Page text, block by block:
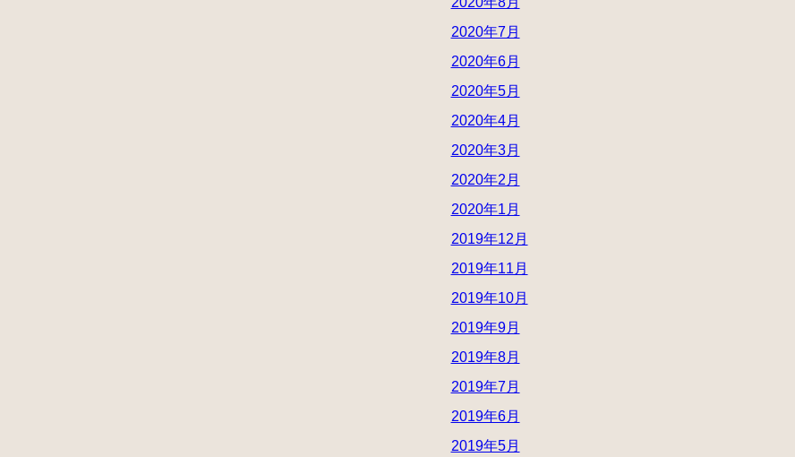
2020年7月
2020年6月
2020年5月
2020年4月
2020年3月
2020年2月
2020年1月
2019年12月
2019年11月
2019年10月
2019年9月
2019年8月
2019年7月
2019年6月
2019年5月